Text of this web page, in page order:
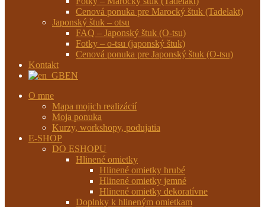
Cenová ponuka pre Marocký štuk (Tadelakt)
Japonský štuk – otsu
FAQ – Japonský štuk (O-tsu)
Fotky – o-tsu (japonský štuk)
Cenová ponuka pre Japonský štuk (O-tsu)
Kontakt
EN
O mne
Mapa mojich realizácií
Moja ponuka
Kurzy, workshopy, podujatia
E-SHOP
DO ESHOPU
Hlinené omietky
Hlinené omietky hrubé
Hlinené omietky jemné
Hlinené omietky dekoratívne
Doplnky k hlineným omietkam